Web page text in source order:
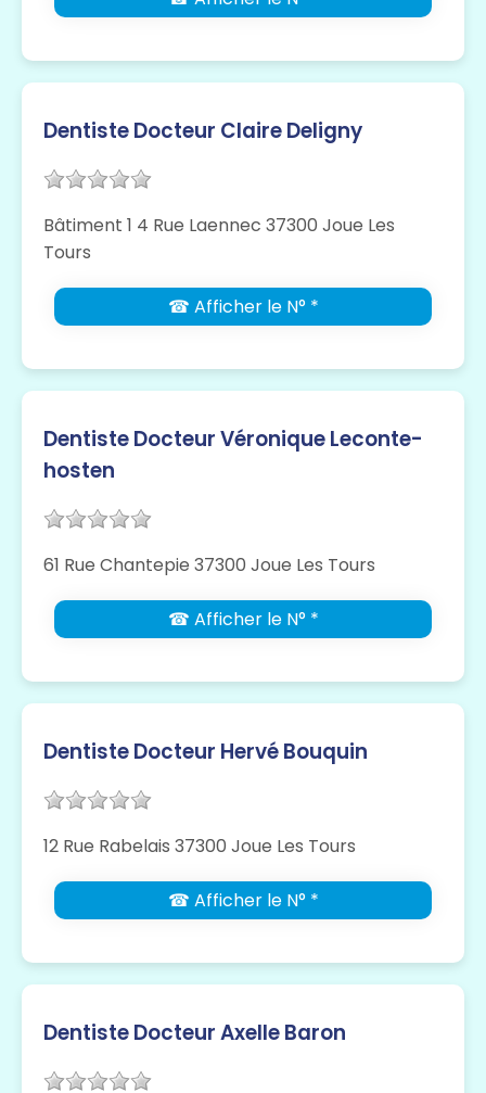
Dentiste Docteur Claire Deligny
Bâtiment 1 4 Rue Laennec 37300 Joue Les
Tours
☎ Afficher le N° *
Dentiste Docteur Véronique Leconte-
hosten
61 Rue Chantepie 37300 Joue Les Tours
☎ Afficher le N° *
Dentiste Docteur Hervé Bouquin
12 Rue Rabelais 37300 Joue Les Tours
☎ Afficher le N° *
Dentiste Docteur Axelle Baron